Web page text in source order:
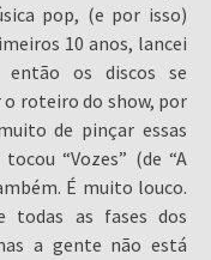
pop, (e por isso)
10 anos, lancei
os discos se
roteiro do show, por
de pinçar essas
“Vozes” (de “A
É muito louco.
todas as fases dos
a gente não está